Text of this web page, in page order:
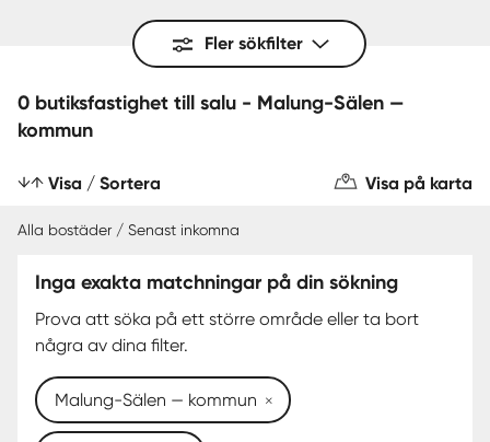
Fler sökfilter
0 butiksfastighet till salu - Malung-Sälen —
kommun
Visa / Sortera Visa på karta
Alla bostäder / Senast inkomna
Inga exakta matchningar på din sökning
Prova att söka på ett större område eller ta bort
några av dina filter.
Malung-Sälen — kommun